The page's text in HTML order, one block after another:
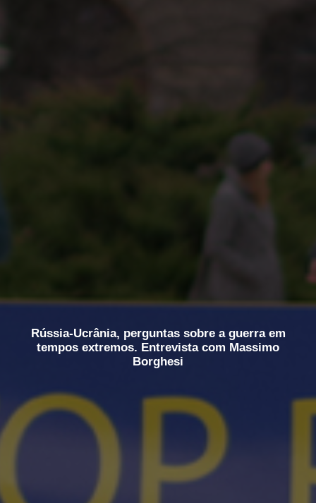
Rússia-Ucrânia, perguntas sobre a guerra em
tempos extremos. Entrevista com Massimo
Borghesi